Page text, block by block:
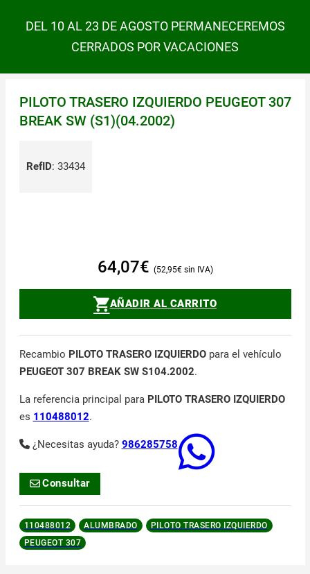
DEL 10 AL 23 DE AGOSTO PERMANECEREMOS
CERRADOS POR VACACIONES
PILOTO TRASERO IZQUIERDO PEUGEOT 307
BREAK SW (S1)(04.2002)
RefID: 33434
64,07€ 52,95€
AÑADIR AL CARRITO
Recambio PILOTO TRASERO IZQUIERDOpara el vehículo
PEUGEOT 307 BREAK SW S104.2002.
La referencia principal para PILOTO TRASERO IZQUIERDO
es 110488012.
¿Necesitas ayuda? 986285758
Consultar
110488012 ALUMBRADO
PILOTO TRASERO IZQUIERDO
PEUGEOT 307